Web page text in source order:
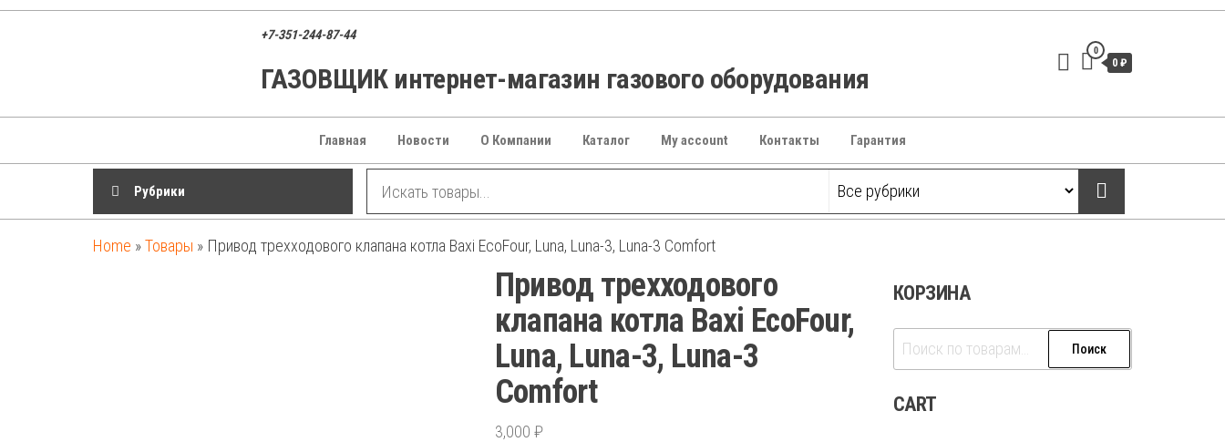
Перейти
отопления
+7-351-244-87-44
ГАЗОВЩИК интернет-магазин газового оборудования
0
0 ₽
Главная Новости О Компании Каталог My account Контакты Гарантия
Рубрики
Home »Товары » Привод трехходового клапана котла Baxi EcoFour, Luna, Luna-3, Luna-3 Comfort
Привод трехходового
клапана котла Baxi EcoFour,
Luna, Luna-3, Luna-3
Comfort
3,000 ₽
КОРЗИНА
Искать: Поиск
CART